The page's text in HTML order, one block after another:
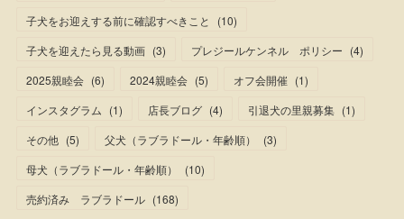
子犬をお迎えする前に確認すべきこと
(10)
子犬を迎えたら見る動画 (3) プレジールケンネル ポリシー (4)
2025親睦会 (6) 2024親睦会 (5) オフ会開催 (1)
インスタグラム (1) 店長ブログ (4) 引退犬の里親募集 (1)
その他 (5) 父犬（ラブラドール・年齢順） (3)
母犬（ラブラドール・年齢順）
(10)
売約済み ラブラドール (168)